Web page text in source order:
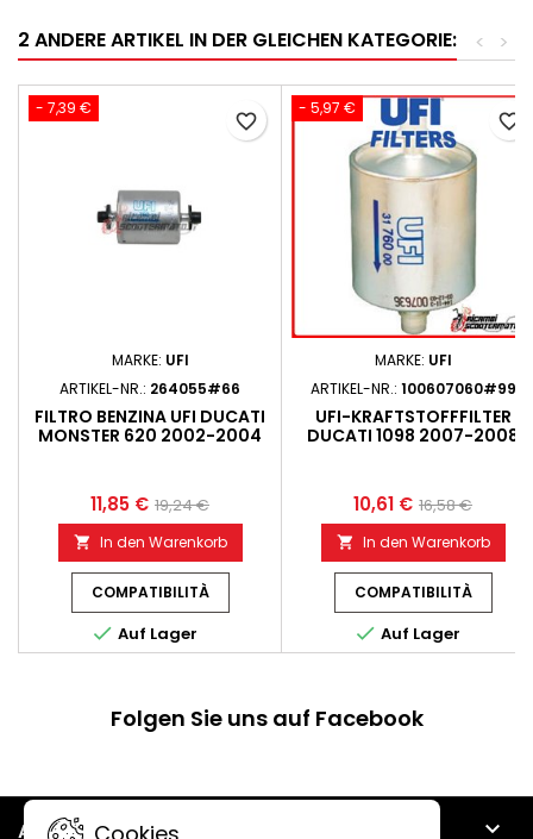
2 ANDERE ARTIKEL IN DER GLEICHEN KATEGORIE: >
<
- 7,39 €
MARKE: UFI
ARTIKEL-NR.: 264055#66
FILTRO BENZINA UFI DUCATI
MONSTER 620 2002-2004
11,85 € 19,24 €
 In den Warenkorb
COMPATIBILITÀ
 Auf Lager
favorite_border
- 5,97 €
MARKE: UFI
ARTIKEL-NR.: 100607060#99
UFI-KRAFTSTOFFFILTER
DUCATI 1098 2007-2008
10,61 € 16,58 €
 In den Warenkorb
COMPATIBILITÀ
 Auf Lager
favorite_border
Folgen Sie uns auf Facebook
ARTIKEL 